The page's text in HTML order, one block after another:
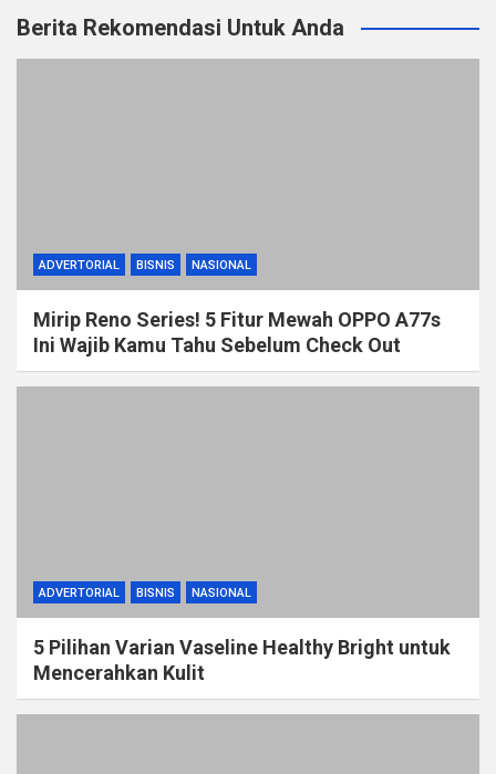
Berita Rekomendasi Untuk Anda
ADVERTORIAL BISNIS NASIONAL
Mirip Reno Series! 5 Fitur Mewah OPPO A77s
Ini Wajib Kamu Tahu Sebelum Check Out
ADVERTORIAL BISNIS NASIONAL
5 Pilihan Varian Vaseline Healthy Bright untuk
Mencerahkan Kulit